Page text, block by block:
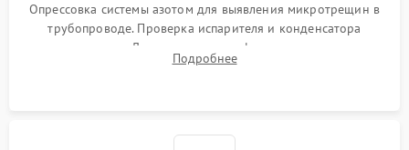
Опрессовка системы азотом для выявления микротрещин в
трубопроводе. Проверка испарителя и конденсатора
течеискателем. Демонтаж старого фильтра-осушителя и
продувка капиллярной трубки для устранения засоров.
Подробнее